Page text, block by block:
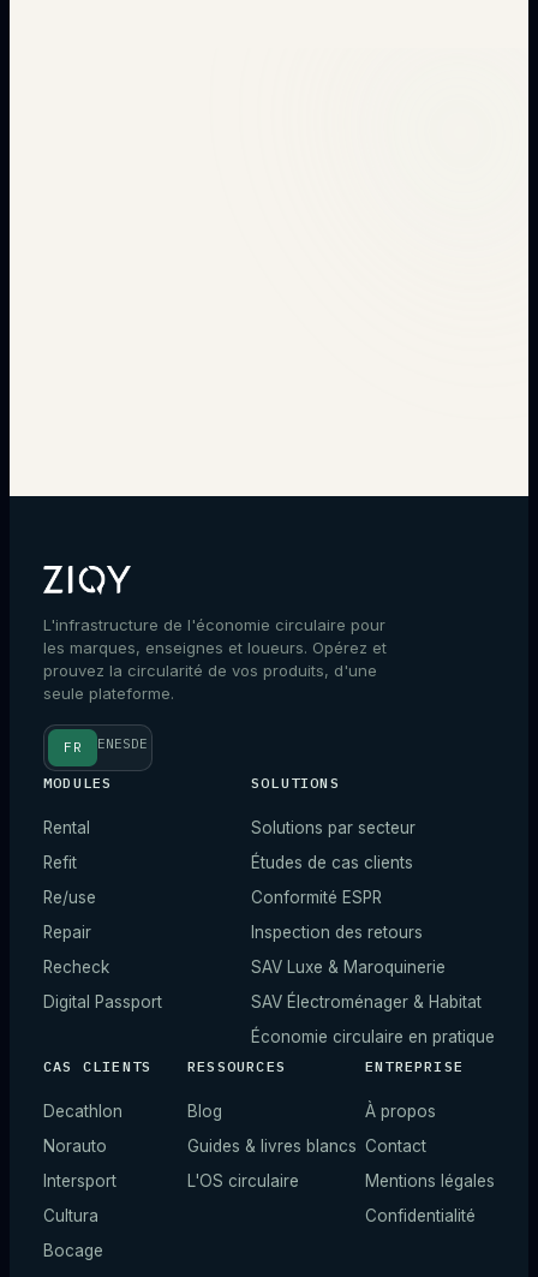
L'infrastructure de l'économie circulaire pour
les marques, enseignes et loueurs. Opérez et
prouvez la circularité de vos produits, d'une
seule plateforme.
FR ENESDE
MODULES
Rental
Refit
Re/use
Repair
Recheck
Digital Passport
SOLUTIONS
Solutions par secteur
Études de cas clients
Conformité ESPR
Inspection des retours
SAV Luxe & Maroquinerie
SAV Électroménager & Habitat
Économie circulaire en pratique
CAS CLIENTS
Decathlon
Norauto
Intersport
Cultura
Bocage
RESSOURCES
Blog
Guides & livres blancs
L'OS circulaire
ENTREPRISE
À propos
Contact
Mentions légales
Confidentialité